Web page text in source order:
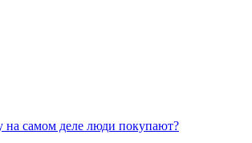
на самом деле люди покупают?